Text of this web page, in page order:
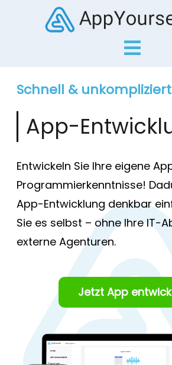
Schnell & unkompliziert
App-
Entwickeln Sie Ihre eigene
Programmierkenntnisse!
App-Entwicklung denkbar
Sie es selbst – ohne Ihre IT-
externe Agenturen.
Jetzt App